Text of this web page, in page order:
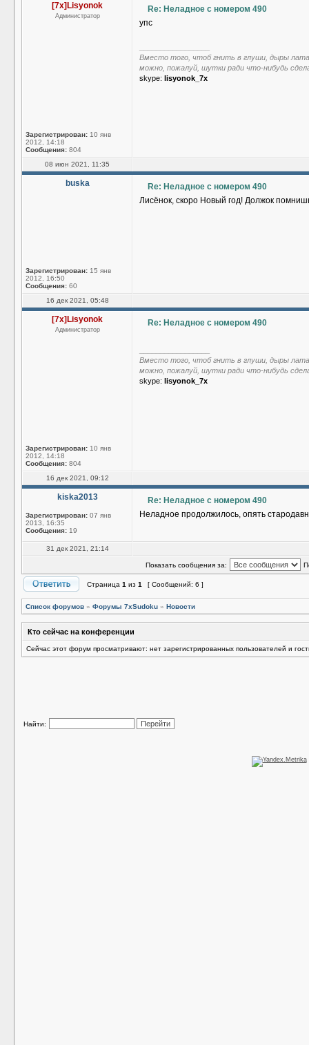
[7x]Lisyonok
Администратор
Зарегистрирован: 10 янв
2012, 14:18
Сообщения: 804
Re: Неладное с номером 490
упс
Вместо того, чтоб гнить в глуши, дыры
можно, пожалуй, шутки ради что-нибудь
skype: lisyonok_7x
08 июн 2021, 11:35
buska
Зарегистрирован: 15 янв
2012, 16:50
Сообщения: 60
Re: Неладное с номером 490
Лисёнок, скоро Новый год! Должок
16 дек 2021, 05:48
[7x]Lisyonok
Администратор
Зарегистрирован: 10 янв
2012, 14:18
Сообщения: 804
Re: Неладное с номером 490
Вместо того, чтоб гнить в глуши, дыры
можно, пожалуй, шутки ради что-нибудь
skype: lisyonok_7x
16 дек 2021, 09:12
kiska2013
Зарегистрирован: 07 янв
2013, 16:35
Сообщения: 19
Re: Неладное с номером 490
Неладное продолжилось, опять
31 дек 2021, 21:14
Показать сообщения за:
Страница 1 из 1 [ Сообщений: 6 ]
Список форумов » Форумы 7xSudoku » Новости
Кто сейчас на конференции
Сейчас этот форум просматривают: нет зарегистрированных пользователей и
Найти: